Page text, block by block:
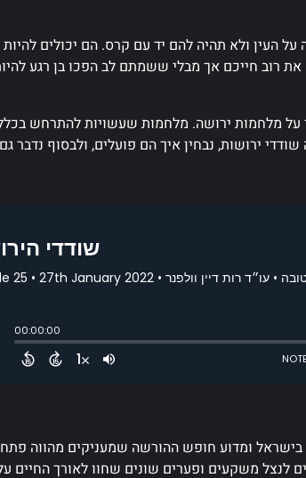
על העין ולא תהיה להם יד עם קרס. הם יכולים
רוב חייכם אך מבלי ששמתם לב הפכו בן רגע
נדבר על מלחמות ירושה. מלחמות שעשויות להתרחש
ירושות, נבחין איך הם פועלים, ולבסוף נדבר
בישראל ומדוע חופש ההורשה שמעניקים מהווה פתח
לנצל משקעים ופערים שונים שחוו לאורך